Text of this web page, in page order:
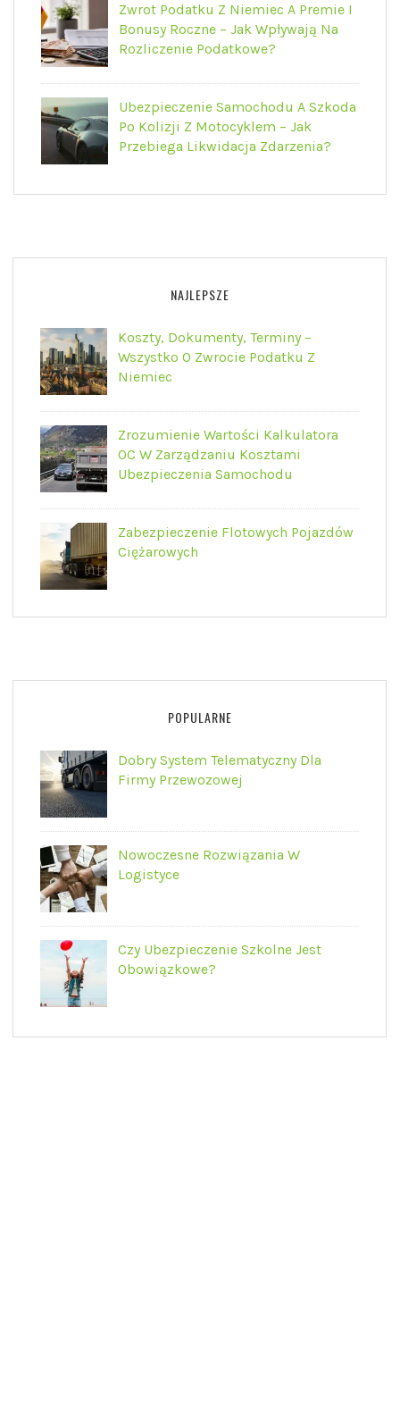
Zwrot Podatku Z Niemiec A Premie I
Bonusy Roczne – Jak Wpływają Na
Rozliczenie Podatkowe?
Ubezpieczenie Samochodu A Szkoda
Po Kolizji Z Motocyklem – Jak
Przebiega Likwidacja Zdarzenia?
NAJLEPSZE
Koszty, Dokumenty, Terminy –
Wszystko O Zwrocie Podatku Z
Niemiec
Zrozumienie Wartości Kalkulatora
OC W Zarządzaniu Kosztami
Ubezpieczenia Samochodu
Zabezpieczenie Flotowych Pojazdów
Ciężarowych
POPULARNE
Dobry System Telematyczny Dla
Firmy Przewozowej
Nowoczesne Rozwiązania W
Logistyce
Czy Ubezpieczenie Szkolne Jest
Obowiązkowe?